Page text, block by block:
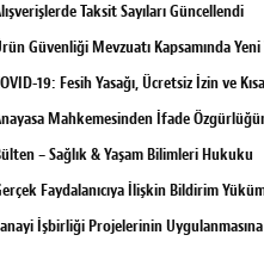
Taksit Sayıları Güncellendi
Güvenliği Mevzuatı Kapsamında
19: Fesih Yasağı, Ücretsiz İzin ve
Mahkemesinden İfade
– Sağlık & Yaşam Bilimleri Hukuku
Faydalanıcıya İlişkin Bildirim
İşbirliği Projelerinin